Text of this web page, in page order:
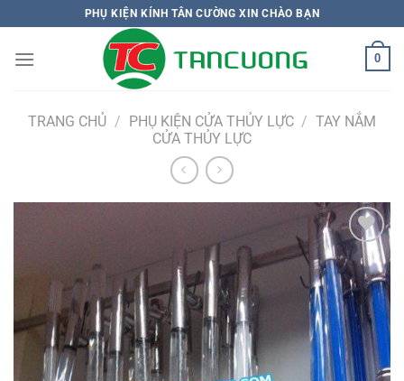
qua
nội
PHỤ KIỆN KÍNH TÂN CƯỜNG XIN CHÀO BẠN
0
TRANG CHỦ / PHỤ KIỆN CỬA THỦY LỰC / TAY NẮM
CỬA THỦY LỰC
Add to
wishlist